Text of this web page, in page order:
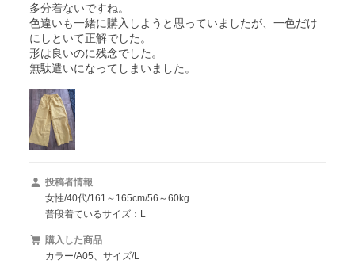
多分着ないですね。
色違いも一緒に購入しようと思っていましたが、一色だけ
にしといて正解でした。
形は良いのに残念でした。
無駄遣いになってしまいました。
投稿者情報
女性/40代/161～165cm/56～60kg
普段着ているサイズ：L
購入した商品
カラー/A05、サイズ/L